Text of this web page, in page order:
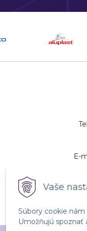
Vaše
Súbory cookie nám
Umožňujú spoznať
E-